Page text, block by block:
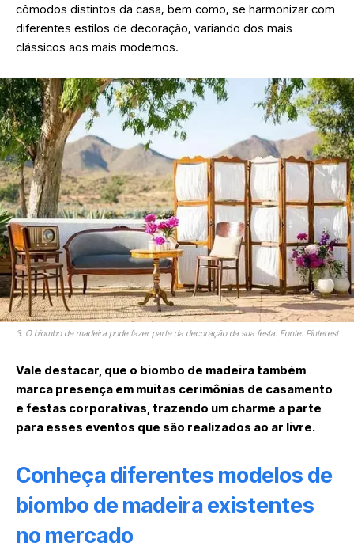
cômodos distintos da casa, bem como, se harmonizar com
diferentes estilos de decoração, variando dos mais
clássicos aos mais modernos.
3. O biombo de madeira pode fazer parte da decoração da sua festa. Fonte: Pinterest
Vale destacar, que o biombo de madeira também
marca presença em muitas cerimônias de casamento
e festas corporativas, trazendo um charme a parte
para esses eventos que são realizados ao ar livre.
Conheça diferentes modelos de
biombo de madeira existentes
no mercado